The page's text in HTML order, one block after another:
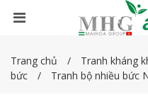
Trang chủ Tranh kháng
bức
Tranh bộ nhiều bức